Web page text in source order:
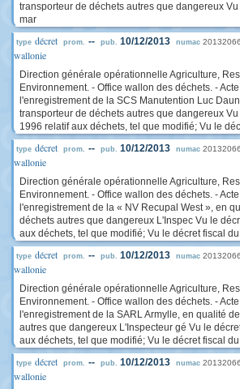
transporteur de déchets autres que dangereux
mar
type décret prom. -- pub. 10/12/2013 numac
wallonie
Direction générale opérationnelle Agriculture,
Environnement. - Office wallon des déchets. -
l'enregistrement de la SCS Manutention Luc
transporteur de déchets autres que dangereux
1996 relatif aux déchets, tel que modifié; Vu le
type décret prom. -- pub. 10/12/2013 numac
wallonie
Direction générale opérationnelle Agriculture,
Environnement. - Office wallon des déchets. -
l'enregistrement de la « NV Recupal West », en
déchets autres que dangereux L'Inspec Vu le
aux déchets, tel que modifié; Vu le décret fiscal
type décret prom. -- pub. 10/12/2013 numac
wallonie
Direction générale opérationnelle Agriculture,
Environnement. - Office wallon des déchets. -
l'enregistrement de la SARL Armylle, en qualité
autres que dangereux L'Inspecteur gé Vu le
aux déchets, tel que modifié; Vu le décret fiscal
type décret prom. -- pub. 10/12/2013 numac
wallonie